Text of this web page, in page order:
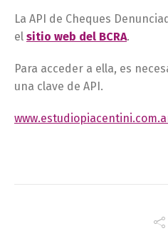
La API de Cheques
el sitio web del BCRA.
Para acceder a ella, es
una clave de API.